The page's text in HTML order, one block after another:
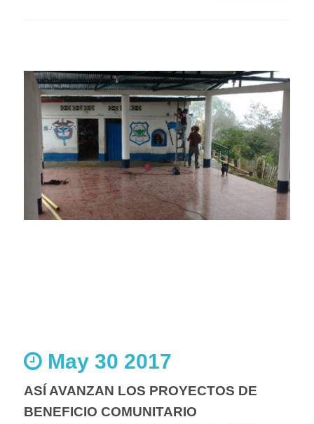
May 30 2017
ASÍ AVANZAN LOS PROYECTOS DE
BENEFICIO COMUNITARIO